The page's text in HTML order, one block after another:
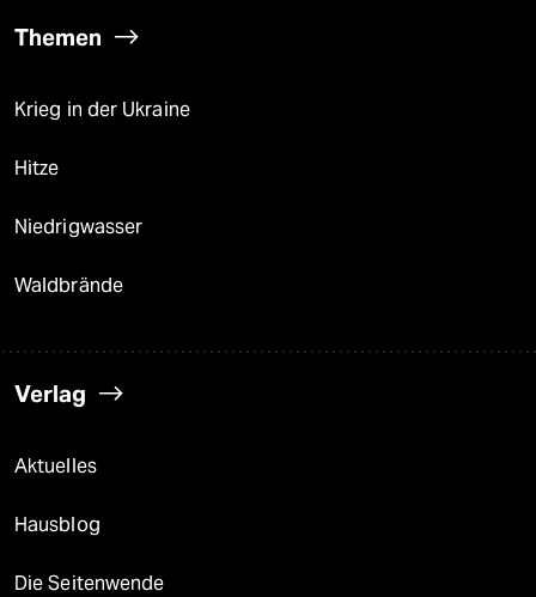
Themen
Krieg in der Ukraine
Hitze
Niedrigwasser
Waldbrände
Verlag
Aktuelles
Hausblog
Die Seitenwende